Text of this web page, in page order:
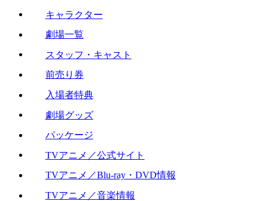
キャラクター
劇場一覧
スタッフ・キャスト
前売り券
入場者特典
劇場グッズ
パッケージ
TVアニメ／公式サイト
TVアニメ／Blu-ray・DVD情報
TVアニメ／音楽情報